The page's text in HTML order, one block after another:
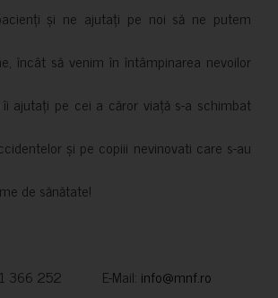
și ne ajutați pe noi să ne putem
încât să venim în întâmpinarea nevoilor
ajutați pe cei a căror viață s-a schimbat
și pe copiii nevinovati care s-au
de sănătate!
366 252 E-Mail: info@mnf.ro